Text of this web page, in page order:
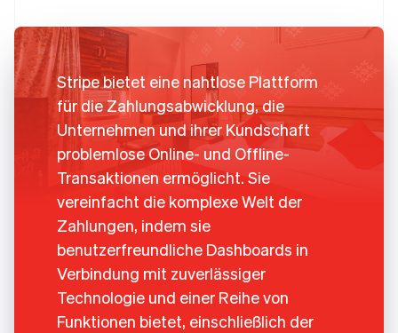
Stripe bietet eine nahtlose Plattform
für die Zahlungsabwicklung, die
Unternehmen und ihrer Kundschaft
problemlose Online- und Offline-
Transaktionen ermöglicht. Sie
vereinfacht die komplexe Welt der
Zahlungen, indem sie
benutzerfreundliche Dashboards in
Verbindung mit zuverlässiger
Technologie und einer Reihe von
Funktionen bietet, einschließlich der